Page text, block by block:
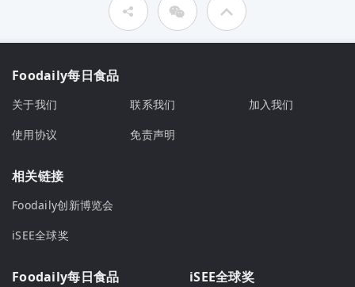
Foodaily每日食品
关于我们 联系我们
加入我们
使用协议
免责声明
相关链接
Foodaily创新博览会
iSEE全球奖
Foodaily每日食品 iSEE全球奖